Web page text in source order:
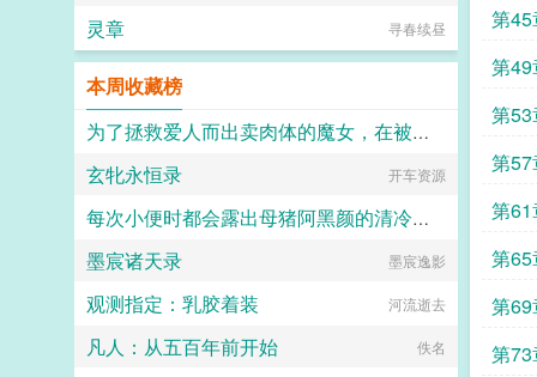
第45
第49
第53
第57
第61
第65
第69
第73
灵章 寻春续昼
本周收藏榜
为了拯救爱人而出卖肉体的魔女，在被种下淫纹后越发地渴求做爱而最终屈服在肉棒之下
阿E
玄牝永恒录 开车资源
每次小便时都会露出母猪阿黑颜的清冷仙母
小鹿斑比
墨宸诸天录 墨宸逸影
观测指定：乳胶着装 河流逝去
凡人：从五百年前开始 佚名